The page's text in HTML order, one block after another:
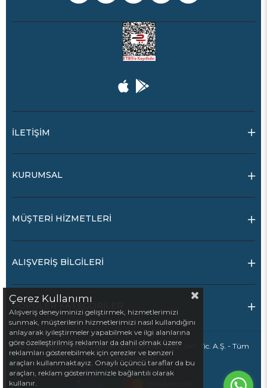
İLETİŞİM
KURUMSAL
MÜŞTERİ HİZMETLERİ
ALIŞVERİŞ BİLGİLERİ
POPÜLER KATEGORİLER
© 2021 Seçkin Onur Gıda ve Temizlik Mad. Paz. San. Tic. A.Ş. - Tüm
hakları saklıdır.
Çerez Kullanımı
Alışveriş deneyiminizi geliştirmek, hizmetlerimizi
sunmak, müşterilerin hizmetlerimizi nasıl kullandığını
anlayarak iyileştirmeler yapabilmek ve ilgi alanlarına
göre özelleştirilmiş reklamlar da dahil olmak üzere
reklamları gösterebilmek için çerezler ve benzeri
araçları kullanmaktayız. Onaylı üçüncü taraflar da bu
araçları, reklam gösterimimizle bağlantılı olarak
kullanır.